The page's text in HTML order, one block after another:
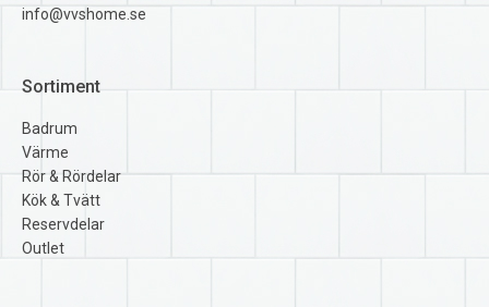
info@vvshome.se
Sortiment
Badrum
Värme
Rör & Rördelar
Kök & Tvätt
Reservdelar
Outlet